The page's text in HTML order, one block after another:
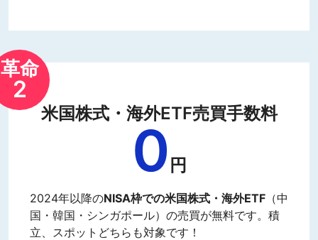
革命
2
米国株式・海外ETF売買手数料
0 円
2024年以降のNISA枠での米国株式・海外ETF （中
国・韓国・シンガポール）の売買が無料です。積
立、スポットどちらも対象です！